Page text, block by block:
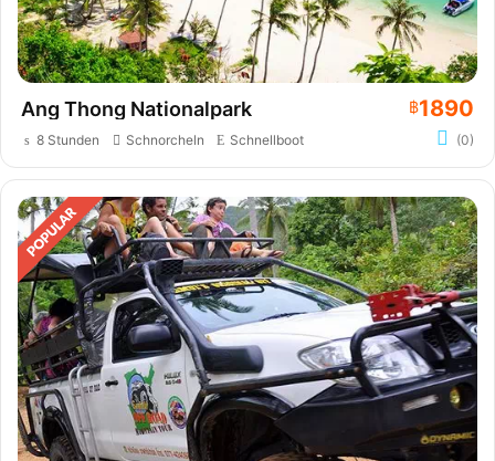
Ang Thong Nationalpark ฿1890
8 Stunden Schnorcheln Schnellboot (0)